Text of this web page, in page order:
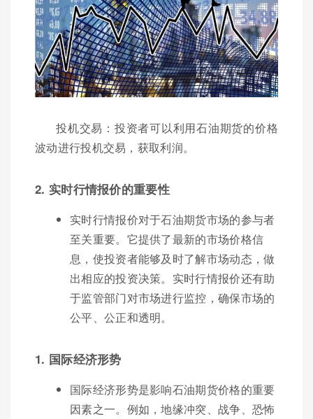
投机交易：投资者可以利用石油期货的价格
波动进行投机交易，获取利润。
2. 实时行情报价的重要性
实时行情报价对于石油期货市场的参与者
至关重要。它提供了最新的市场价格信
息，使投资者能够及时了解市场动态，做
出相应的投资决策。实时行情报价还有助
于监管部门对市场进行监控，确保市场的
公平、公正和透明。
1. 国际经济形势
国际经济形势是影响石油期货价格的重要
因素之一。例如，地缘冲突、战争、恐怖